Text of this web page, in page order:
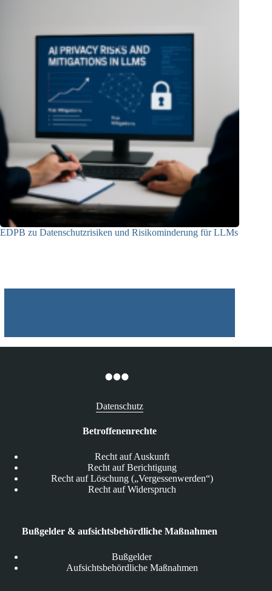
EDPB zu Datenschutzrisiken und Risikominderung für LLMs
Datenschutz
Betroffenenrechte
Recht auf Auskunft
Recht auf Berichtigung
Recht auf Löschung („Vergessenwerden“)
Recht auf Widerspruch
Bußgelder & aufsichtsbehördliche Maßnahmen
Bußgelder
Aufsichtsbehördliche Maßnahmen